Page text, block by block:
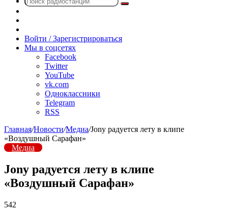
Поиск
радио
Войти / Зарегистрироваться
Мы в соцсетях
Facebook
Twitter
YouTube
vk.com
Одноклассники
Telegram
RSS
Главная/Новости/Медиа/Jony радуется лету в клипе
«Воздушный Сарафан»
Медиа
Jony радуется лету в клипе
«Воздушный Сарафан»
542